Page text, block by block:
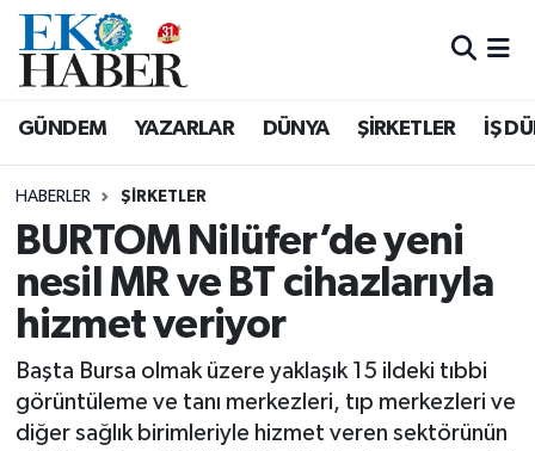
GÜNDEM YAZARLAR DÜNYA ŞİRKETLER İŞ
HABERLER ŞIRKETLER
BURTOM Nilüfer’de yeni
nesil MR ve BT cihazlarıyla
hizmet veriyor
Başta Bursa olmak üzere yaklaşık 15 ildeki tıbbi
görüntüleme ve tanı merkezleri, tıp merkezleri ve
diğer sağlık birimleriyle hizmet veren sektörünün
Hava Durumu
Tüm Manşetler
Son Dakika Haberleri
Haber Arşivi